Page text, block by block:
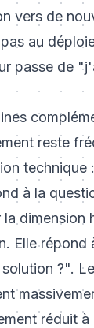
vers de
au
passe de
reste
technique
à la
dimension
Elle répond
?".
réduit à